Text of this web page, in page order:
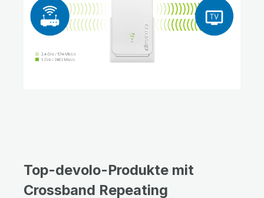
Top-devolo-Produkte mit
Crossband Repeating